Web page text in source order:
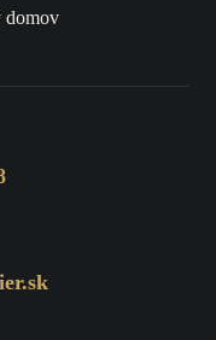
domov